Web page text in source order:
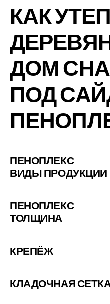
КАК
ДОМ
ПОД
ПЕНОПЛЕКС
ВИДЫ ПРОДУКЦИИ
ПЕНОПЛЕКС
ТОЛЩИНА
КРЕПЁЖ
КЛАДОЧНАЯ